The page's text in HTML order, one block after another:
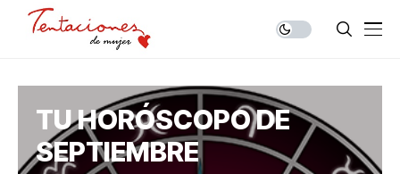
TU HORÓSCOPO DE
SEPTIEMBRE